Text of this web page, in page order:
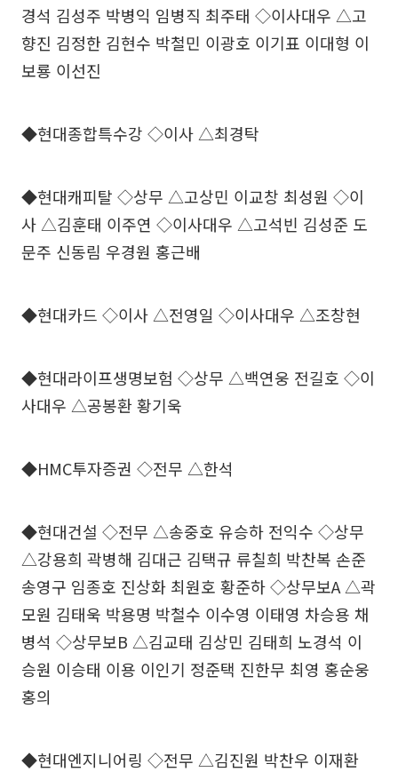
경석 김성주 박병익 임병직 최주태 ◇이사대우 △고
향진 김정한 김현수 박철민 이광호 이기표 이대형 이
보룡 이선진
◆현대종합특수강 ◇이사 △최경탁
◆현대캐피탈 ◇상무 △고상민 이교창 최성원 ◇이
사 △김훈태 이주연 ◇이사대우 △고석빈 김성준 도
문주 신동림 우경원 홍근배
◆현대카드 ◇이사 △전영일 ◇이사대우 △조창현
◆현대라이프생명보험 ◇상무 △백연웅 전길호 ◇이
사대우 △공봉환 황기욱
◆HMC투자증권 ◇전무 △한석
◆현대건설 ◇전무 △송중호 유승하 전익수 ◇상무
△강용희 곽병해 김대근 김택규 류칠희 박찬복 손준
송영구 임종호 진상화 최원호 황준하 ◇상무보A △곽
모원 김태욱 박용명 박철수 이수영 이태영 차승용 채
병석 ◇상무보B △김교태 김상민 김태희 노경석 이
승원 이승태 이용 이인기 정준택 진한무 최영 홍순웅
홍의
◆현대엔지니어링 ◇전무 △김진원 박찬우 이재환